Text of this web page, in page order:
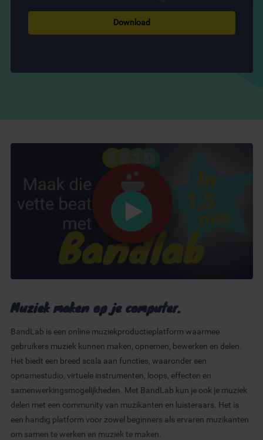
Download
Muziek maken op je computer.
BandLab is een online muziekproductieplatform waarmee
gebruikers muziek kunnen maken, opnemen, bewerken en delen.
Het biedt een breed scala aan functies, waaronder een
opnamestudio, virtuele instrumenten, loops, effecten en
samenwerkingsmogelijkheden. Met BandLab kun je ook je muziek
delen met een community van muzikanten en luisteraars. Het is
een handig platform voor zowel beginners als ervaren muzikanten
om samen te werken en muziek te maken.